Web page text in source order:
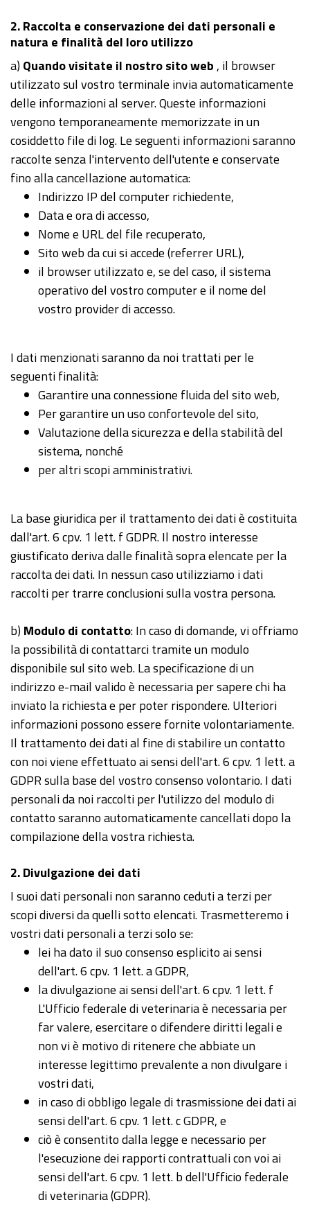
2. Raccolta e conservazione dei dati personali e
natura e finalità del loro utilizzo
a) Quando visitate il nostro sito web , il browser
utilizzato sul vostro terminale invia automaticamente
delle informazioni al server. Queste informazioni
vengono temporaneamente memorizzate in un
cosiddetto file di log. Le seguenti informazioni saranno
raccolte senza l'intervento dell'utente e conservate
fino alla cancellazione automatica:
Indirizzo IP del computer richiedente,
Data e ora di accesso,
Nome e URL del file recuperato,
Sito web da cui si accede (referrer URL),
il browser utilizzato e, se del caso, il sistema
operativo del vostro computer e il nome del
vostro provider di accesso.
I dati menzionati saranno da noi trattati per le
seguenti finalità:
Garantire una connessione fluida del sito web,
Per garantire un uso confortevole del sito,
Valutazione della sicurezza e della stabilità del
sistema, nonché
per altri scopi amministrativi.
La base giuridica per il trattamento dei dati è costituita
dall'art. 6 cpv. 1 lett. f GDPR. Il nostro interesse
giustificato deriva dalle finalità sopra elencate per la
raccolta dei dati. In nessun caso utilizziamo i dati
raccolti per trarre conclusioni sulla vostra persona.
b) Modulo di contatto: In caso di domande, vi offriamo
la possibilità di contattarci tramite un modulo
disponibile sul sito web. La specificazione di un
indirizzo e-mail valido è necessaria per sapere chi ha
inviato la richiesta e per poter rispondere. Ulteriori
informazioni possono essere fornite volontariamente.
Il trattamento dei dati al fine di stabilire un contatto
con noi viene effettuato ai sensi dell'art. 6 cpv. 1 lett. a
GDPR sulla base del vostro consenso volontario. I dati
personali da noi raccolti per l'utilizzo del modulo di
contatto saranno automaticamente cancellati dopo la
compilazione della vostra richiesta.
2. Divulgazione dei dati
I suoi dati personali non saranno ceduti a terzi per
scopi diversi da quelli sotto elencati. Trasmetteremo i
vostri dati personali a terzi solo se:
lei ha dato il suo consenso esplicito ai sensi
dell'art. 6 cpv. 1 lett. a GDPR,
la divulgazione ai sensi dell'art. 6 cpv. 1 lett. f
L'Ufficio federale di veterinaria è necessaria per
far valere, esercitare o difendere diritti legali e
non vi è motivo di ritenere che abbiate un
interesse legittimo prevalente a non divulgare i
vostri dati,
in caso di obbligo legale di trasmissione dei dati ai
sensi dell'art. 6 cpv. 1 lett. c GDPR, e
ciò è consentito dalla legge e necessario per
l'esecuzione dei rapporti contrattuali con voi ai
sensi dell'art. 6 cpv. 1 lett. b dell'Ufficio federale
di veterinaria (GDPR).